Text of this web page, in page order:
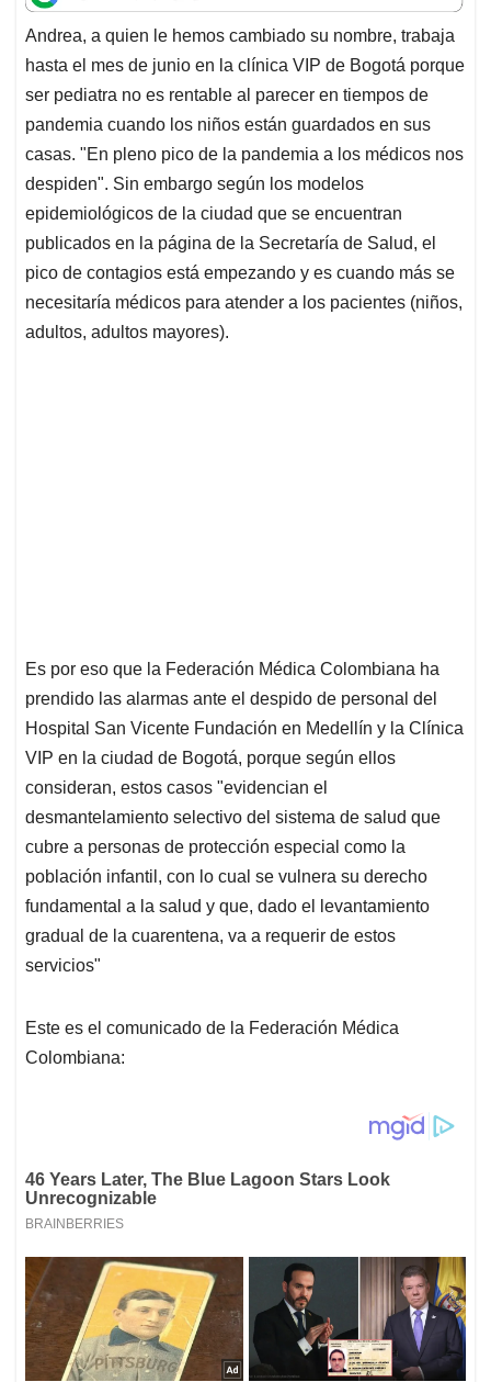
t
s
A
p
p
e
b
o
o
k
k
e
d
I
n
i
l
e
a
d
s
Andrea, a quien le hemos cambiado su nombre, trabaja
hasta el mes de junio en la clínica VIP de Bogotá porque
ser pediatra no es rentable al parecer en tiempos de
pandemia cuando los niños están guardados en sus
casas. "En pleno pico de la pandemia a los médicos nos
despiden". Sin embargo según los modelos
epidemiológicos de la ciudad que se encuentran
publicados en la página de la Secretaría de Salud, el
pico de contagios está empezando y es cuando más se
necesitaría médicos para atender a los pacientes (niños,
adultos, adultos mayores).
Es por eso que la Federación Médica Colombiana ha
prendido las alarmas ante el despido de personal del
Hospital San Vicente Fundación en Medellín y la Clínica
VIP en la ciudad de Bogotá, porque según ellos
consideran, estos casos "evidencian el
desmantelamiento selectivo del sistema de salud que
cubre a personas de protección especial como la
población infantil, con lo cual se vulnera su derecho
fundamental a la salud y que, dado el levantamiento
gradual de la cuarentena, va a requerir de estos
servicios"
Este es el comunicado de la Federación Médica
Colombiana: